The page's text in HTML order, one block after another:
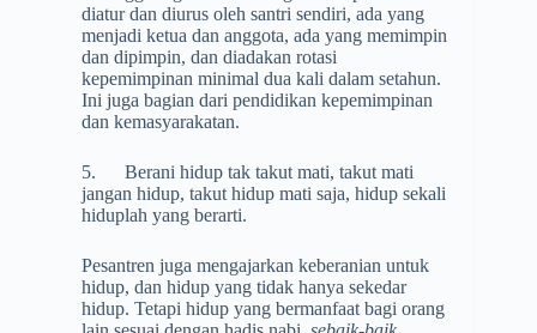
diatur dan diurus oleh santri sendiri, ada yang
menjadi ketua dan anggota, ada yang memimpin
dan dipimpin, dan diadakan rotasi
kepemimpinan minimal dua kali dalam setahun.
Ini juga bagian dari pendidikan kepemimpinan
dan kemasyarakatan.
5. Berani hidup tak takut mati, takut mati
jangan hidup, takut hidup mati saja, hidup sekali
hiduplah yang berarti.
Pesantren juga mengajarkan keberanian untuk
hidup, dan hidup yang tidak hanya sekedar
hidup. Tetapi hidup yang bermanfaat bagi orang